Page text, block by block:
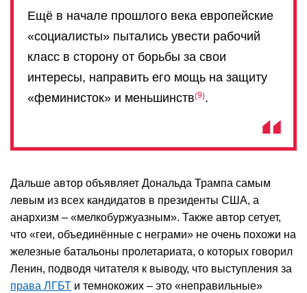
Ещё в начале прошлого века европейские
«социалисты» пытались увести рабочий
класс в сторону от борьбы за свои
интересы, направить его мощь на защиту
«феминисток» и меньшинств 9 .
Дальше автор объявляет Дональда Трампа самым
левым из всех кандидатов в президенты США, а
анархизм – «мелкобуржуазным». Также автор сетует,
что «геи, объединённые с неграми» не очень похожи на
железные батальоны пролетариата, о которых говорил
Ленин, подводя читателя к выводу, что выступления за
права ЛГБТ и темнокожих – это «неправильные»